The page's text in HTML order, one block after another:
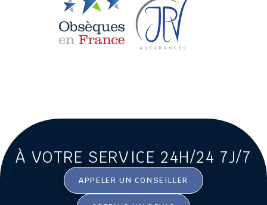
À VOTRE SERVICE 24H/24 7J/7
APPELER UN CONSEILLER